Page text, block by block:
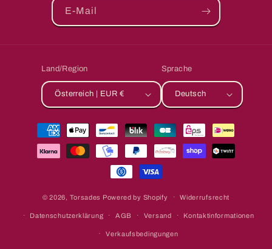
E-Mail
Land/Region
Österreich | EUR €
Sprache
Deutsch
Zahlungsmethoden
© 2026, Torsades Powered by Shopify Widerrufsrecht
Datenschutzerklärung AGB Versand Kontaktinformationen
Verkaufsbedingungen